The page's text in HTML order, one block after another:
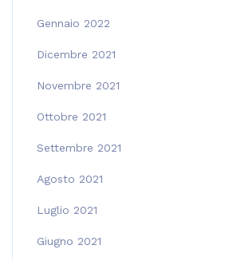
Gennaio 2022
Dicembre 2021
Novembre 2021
Ottobre 2021
Settembre 2021
Agosto 2021
Luglio 2021
Giugno 2021